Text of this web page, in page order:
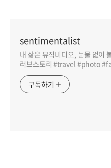
sentimentalist
내 삶은 뮤직비디오, 눈물 없이
러브스토리 #travel #photo
구독하기